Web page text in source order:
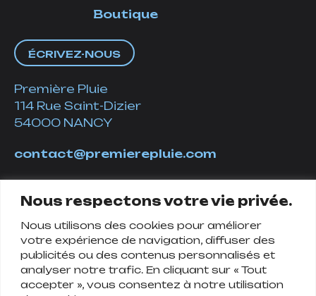
Nous respectons votre vie privée.
Nous utilisons des cookies pour améliorer
votre expérience de navigation, diffuser des
publicités ou des contenus personnalisés et
analyser notre trafic. En cliquant sur « Tout
accepter », vous consentez à notre utilisation
Boutique
ÉCRIVEZ-NOUS
Première Pluie
114 Rue Saint-Dizier
54000 NANCY
contact@premierepluie.com
Suivez-nous